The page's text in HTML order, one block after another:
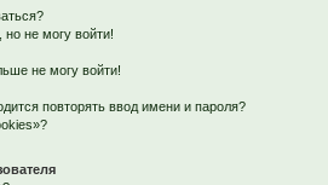
но не могу войти!
не могу войти!
повторять ввод имени и пароля?